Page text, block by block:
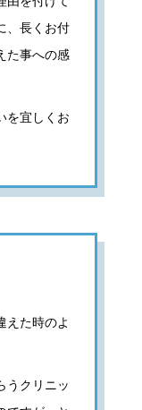
、長くお付
た事への感
を宜しくお
えた時のよ
うクリニッ